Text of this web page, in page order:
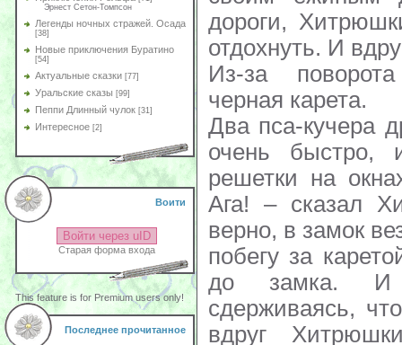
Эрнест Сетон-Томпсон
Легенды ночных стражей. Осада
[38]
Новые приключения Буратино
[54]
Актуальные сказки [77]
Уральские сказы [99]
Пеппи Длинный чулок [31]
Интересное [2]
Воити
Войти через uID
Старая форма входа
This feature is for Premium users only!
Последнее прочитанное
дороги,
отдохнуть. И
Из-за
черная карета.
Два пса-кучера
очень быстро,
решетки на
Ага! – сказал
верно, в замок
побегу за
до замка. И
сдерживаясь,
вдруг